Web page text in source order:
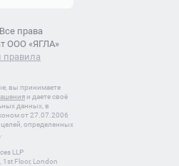
права
ООО «ЯГЛА»
правила
вы принимаете
и даете своё
данных, в
от 27.07.2006
определенных
LLP
1st Floor, London